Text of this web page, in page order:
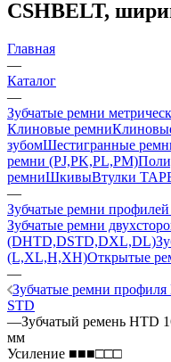
CSHBELT,
Главная
—
Каталог
—
Зубчатые ремни
Клиновые ремни
зубомШестигранные
ремни (PJ,PK,PL,PM)
ремниШкивыВтулки
—
Зубчатые ремни
Зубчатые ремни
(DHTD,DSTD,DXL,DL)
(L,XL,H,XH)Открытые
—
Зубчатые ремни
STD
—Зубчатый ремень HTD
мм
Усиление ■■■□□□